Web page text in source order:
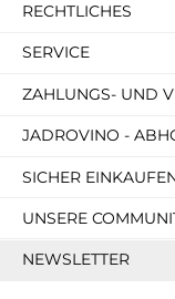
RECHTLICHES
SERVICE
ZAHLUNGS- UND
JADROVINO -
SICHER
UNSERE
NEWSLETTER